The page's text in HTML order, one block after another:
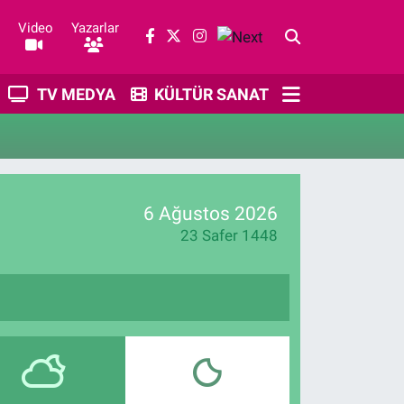
Video Yazarlar
TV MEDYA KÜLTÜR SANAT
6 Ağustos 2026
23 Safer 1448